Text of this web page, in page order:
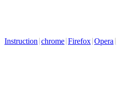
Instruction chrome Firefox Opera